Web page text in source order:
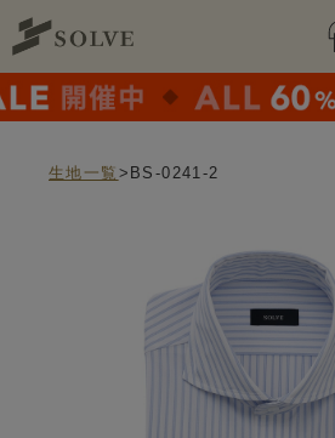
生地一覧 >BS-0241-2